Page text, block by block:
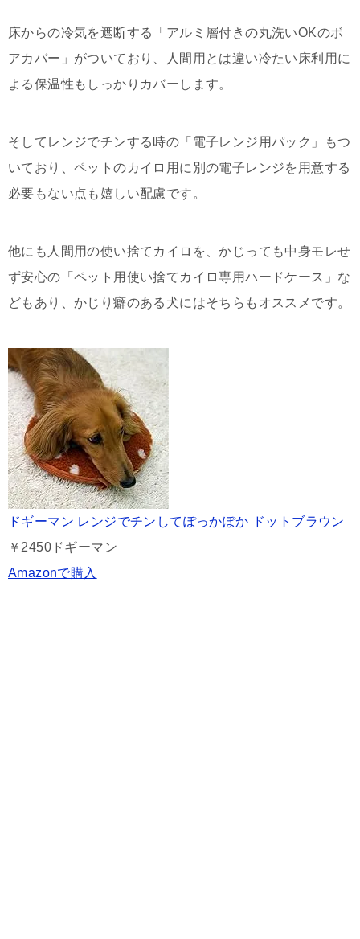
床からの冷気を遮断する「アルミ層付きの丸洗いOKのボ
アカバー」がついており、人間用とは違い冷たい床利用に
よる保温性もしっかりカバーします。
そしてレンジでチンする時の「電子レンジ用パック」もつ
いており、ペットのカイロ用に別の電子レンジを用意する
必要もない点も嬉しい配慮です。
他にも人間用の使い捨てカイロを、かじっても中身モレせ
ず安心の「ペット用使い捨てカイロ専用ハードケース」な
どもあり、かじり癖のある犬にはそちらもオススメです。
ドギーマン レンジでチンしてぽっかぽか ドットブラウン
￥2450 ドギーマン
Amazonで購入